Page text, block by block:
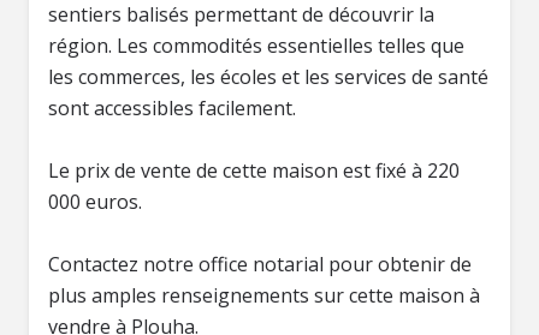
sentiers balisés permettant de découvrir la
région. Les commodités essentielles telles que
les commerces, les écoles et les services de santé
sont accessibles facilement.
Le prix de vente de cette maison est fixé à 220
000 euros.
Contactez notre office notarial pour obtenir de
plus amples renseignements sur cette maison à